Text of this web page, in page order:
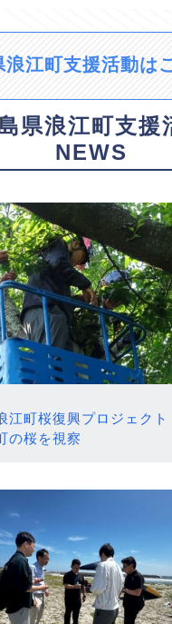
浪江町支援活動は
県浪江町支援
NEWS
江町桜復興プロジェク
の桜を視察